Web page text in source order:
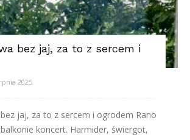
bez jaj, za to z sercem i
2025
jaj, za to z sercem i ogrodem Rano
koncert. Harmider, świergot,